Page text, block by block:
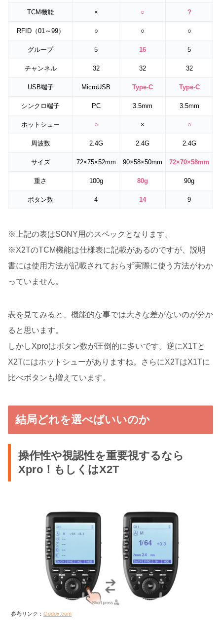
TCM機能 × ○ ?
RFID（01～99） ○ ○ ○
グループ 5 16 5
チャンネル 32 32 32
USB端子 MicroUSB Type-C Type-C
シンクロ端子 PC 3.5mm 3.5mm
ホットシュー ○ × ○
周波数 2.4G 2.4G 2.4G
サイズ 72×75×52mm 90×58×50mm 72×70×58mm
重さ 100g 80g 90g
ボタン数 4 14 9
※上記の表はSONY用のスペックとなります。
※X2TのTCM機能は仕様表に記載があるのですが、説明
書には使用方法が記載されておらず実際に使う方法がわか
っていません。
表を見てみると、機能的な事では大きな差がないのが分か
ると思います。
しかしXproはボタン数が圧倒的に多いです。逆にX1Tと
X2Tにはホットシューがありますね。さらにX2TはX1Tに
比べボタンも増えています。
結局どれを選べばいいのか
操作性や視認性を重要視するなら
Xpro！もしくはX2T
参考リンク： Godox.com